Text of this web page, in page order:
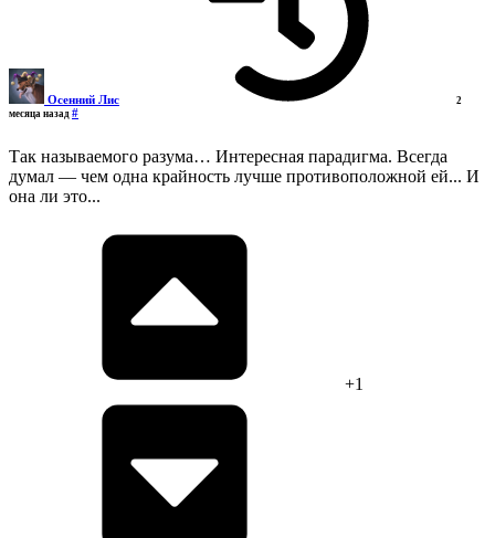
Осенний Лис
2
месяца назад #
Так называемого разума… Интересная парадигма. Всегда
думал — чем одна крайность лучше противоположной ей... И
она ли это...
+1